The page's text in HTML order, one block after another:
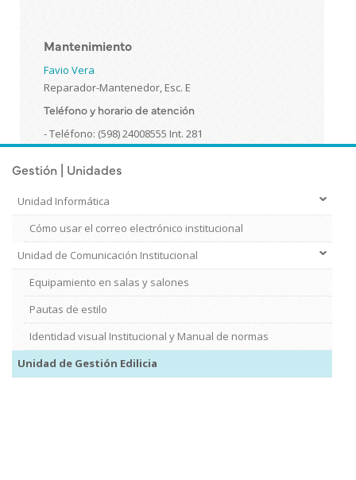
Gestión | Unidades
Unidad Informática
Cómo usar el correo electrónico institucional
Unidad de Comunicación Institucional
Equipamiento en salas y salones
Pautas de estilo
Identidad visual Institucional y Manual de normas
Unidad de Gestión Edilicia
Mantenimiento
Favio Vera
Reparador-Mantenedor, Esc. E
Teléfono y horario de atención
- Teléfono: (598) 24008555 Int. 281